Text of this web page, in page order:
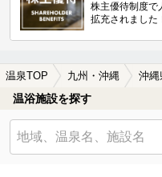
株主優待制度で
拡充されました
温泉TOP 九州・沖縄 沖縄
温浴施設を探す